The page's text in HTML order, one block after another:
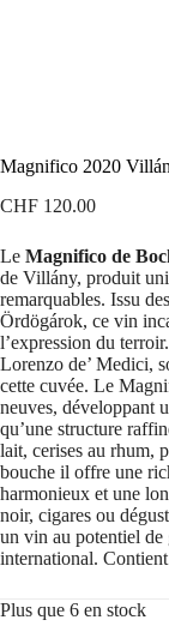
Magnifico 2020
CHF 120.00
Le Magnifico de
de Villány, produit
remarquables. Issu
Ördögárok, ce vin
l’expression du
Lorenzo de’ Medici,
cette cuvée. Le
neuves, développant
qu’une structure
lait, cerises au rhum,
bouche il offre une
harmonieux et une
noir, cigares ou
un vin au potentiel de
international.
Plus que 6 en stock